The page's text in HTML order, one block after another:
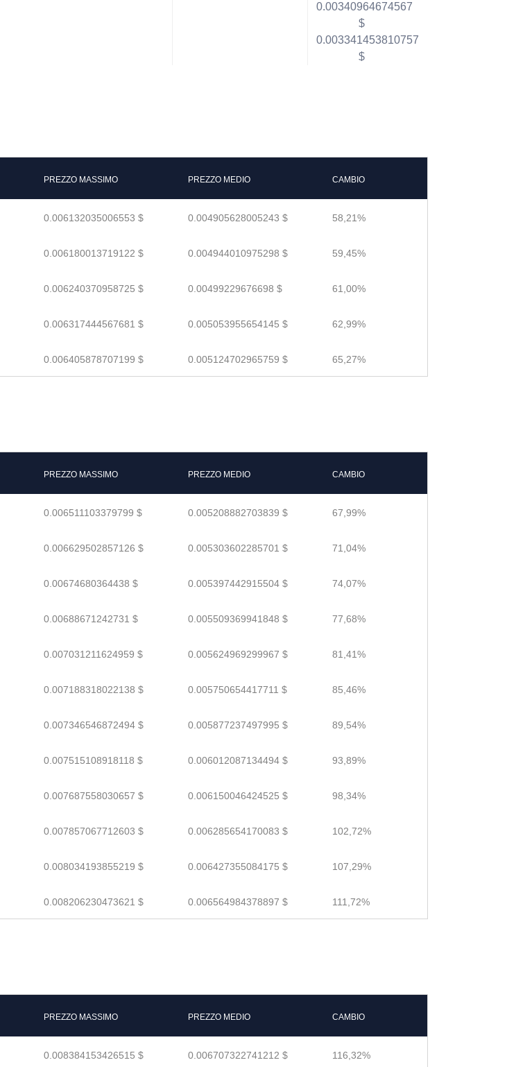
0.00340964674567
$
0.003341453810757
$
PREZZO MASSIMO PREZZO MEDIO CAMBIO
0.006132035006553 $ 0.004905628005243 $ 58,21%
0.006180013719122 $ 0.004944010975298 $ 59,45%
0.006240370958725 $ 0.00499229676698 $ 61,00%
0.006317444567681 $ 0.005053955654145 $ 62,99%
0.006405878707199 $ 0.005124702965759 $ 65,27%
PREZZO MASSIMO PREZZO MEDIO CAMBIO
0.006511103379799 $ 0.005208882703839 $ 67,99%
0.006629502857126 $ 0.005303602285701 $ 71,04%
0.00674680364438 $ 0.005397442915504 $ 74,07%
0.00688671242731 $ 0.005509369941848 $ 77,68%
0.007031211624959 $ 0.005624969299967 $ 81,41%
0.007188318022138 $ 0.005750654417711 $ 85,46%
0.007346546872494 $ 0.005877237497995 $ 89,54%
0.007515108918118 $ 0.006012087134494 $ 93,89%
0.007687558030657 $ 0.006150046424525 $ 98,34%
0.007857067712603 $ 0.006285654170083 $ 102,72%
0.008034193855219 $ 0.006427355084175 $ 107,29%
0.008206230473621 $ 0.006564984378897 $ 111,72%
PREZZO MASSIMO PREZZO MEDIO CAMBIO
0.008384153426515 $ 0.006707322741212 $ 116,32%